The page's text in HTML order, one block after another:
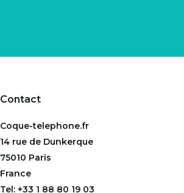
Contact
Coque-telephone.fr
14 rue de Dunkerque
75010 Paris
France
Tel: +33 1 88 80 19 03